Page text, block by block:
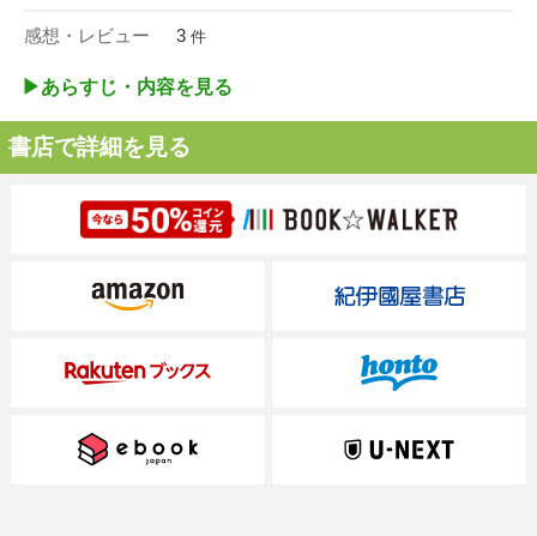
感想・レビュー 3 件
▶︎あらすじ・内容を見る
書店で詳細を見る